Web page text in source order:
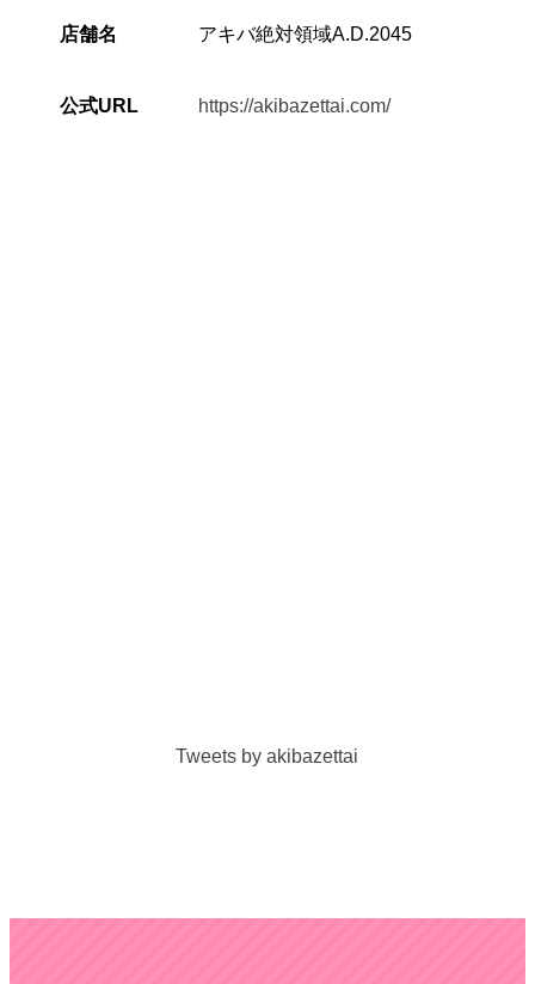
店舗名 アキバ絶対領域A.D.2045
公式URL https://akibazettai.com/
Tweets by akibazettai